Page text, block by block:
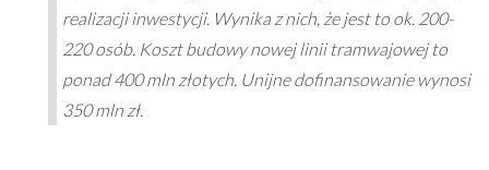
realizacji inwestycji. Wynika z nich, że jest to ok. 200-
220 osób. Koszt budowy nowej linii tramwajowej to
ponad 400 mln złotych. Unijne dofinansowanie wynosi
350 mln zł.